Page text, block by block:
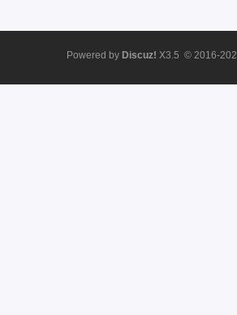
Powered by Discuz! X3.5 © 2016-